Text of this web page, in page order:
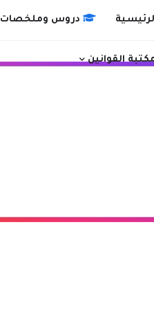
دروس وملخصات
القوانين